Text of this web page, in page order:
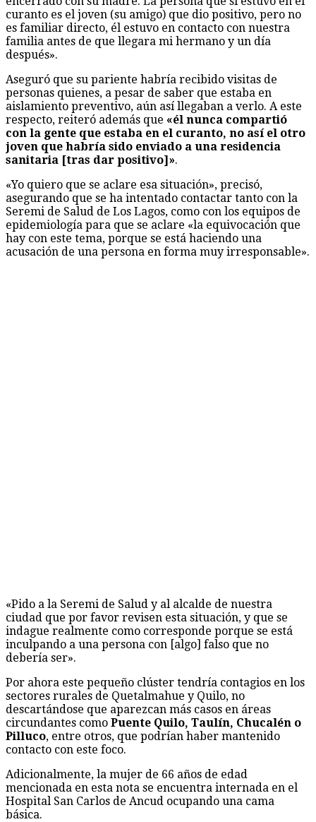
curanto es el joven (su amigo) que dio positivo, pero no
es familiar directo, él estuvo en contacto con nuestra
familia antes de que llegara mi hermano y un día
después».
Aseguró que su pariente habría recibido visitas de
personas quienes, a pesar de saber que estaba en
aislamiento preventivo, aún así llegaban a verlo. A este
respecto, reiteró además que «él nunca compartió
con la gente que estaba en el curanto, no así el otro
joven que habría sido enviado a una residencia
sanitaria [tras dar positivo]».
«Yo quiero que se aclare esa situación», precisó,
asegurando que se ha intentado contactar tanto con la
Seremi de Salud de Los Lagos, como con los equipos de
epidemiología para que se aclare «la equivocación que
hay con este tema, porque se está haciendo una
acusación de una persona en forma muy irresponsable».
«Pido a la Seremi de Salud y al alcalde de nuestra
ciudad que por favor revisen esta situación, y que se
indague realmente como corresponde porque se está
inculpando a una persona con [algo] falso que no
debería ser».
Por ahora este pequeño clúster tendría contagios en los
sectores rurales de Quetalmahue y Quilo, no
descartándose que aparezcan más casos en áreas
circundantes como Puente Quilo, Taulín, Chucalén o
Pilluco, entre otros, que podrían haber mantenido
contacto con este foco.
Adicionalmente, la mujer de 66 años de edad
mencionada en esta nota se encuentra internada en el
Hospital San Carlos de Ancud ocupando una cama
básica.